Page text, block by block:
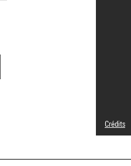
Crédits
Réf.